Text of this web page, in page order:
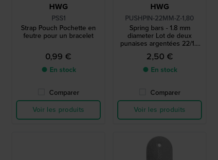
HWG
PSS1
Strap Pouch Pochette en
feutre pour un bracelet
0,99 €
● En stock
Comparer
Voir les produits
HWG
PUSHPIN-22MM-Z-1,80
Spring bars - 1.8 mm
diameter Lot de deux
punaises argentées 22/1.8
mm
2,50 €
● En stock
Comparer
Voir les produits